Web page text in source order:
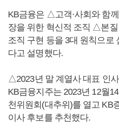
KB금융은 △고객·사회와 함
장을 위한 혁신적 조직 △본
조직 구현 등을 3대 원칙으로
다고 설명했다.
△2023년 말 계열사 대표 인사
KB금융지주는 2023년 12월
천위원회(대추위)를 열고 KB
이사 후보를 추천했다.